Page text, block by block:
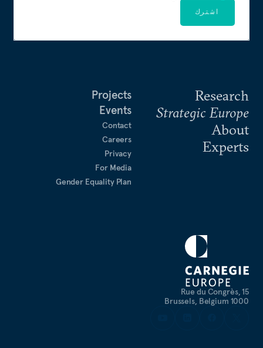
Rue du Congrès, 15
1000 Brussels, Belgium
Research
Strategic Europe
About
Experts
Projects
Events
Contact
Careers
Privacy
For Media
Gender Equality Plan
اشترك